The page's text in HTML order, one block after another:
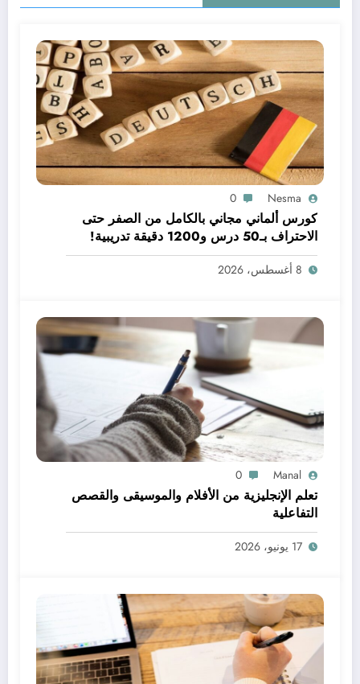
Nesma
0
كورس ألماني مجاني بالكامل من الصفر حتى
الاحتراف بـ50 درس و1200 دقيقة تدريبية!
8 أغسطس، 2026
Manal
0
تعلم الإنجليزية من الأفلام والموسيقى والقصص
التفاعلية
17 يونيو، 2026